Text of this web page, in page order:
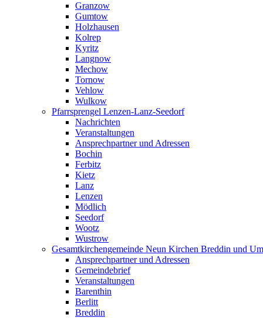
Granzow
Gumtow
Holzhausen
Kolrep
Kyritz
Langnow
Mechow
Tornow
Vehlow
Wulkow
Pfarrsprengel Lenzen-Lanz-Seedorf
Nachrichten
Veranstaltungen
Ansprechpartner und Adressen
Bochin
Ferbitz
Kietz
Lanz
Lenzen
Mödlich
Seedorf
Wootz
Wustrow
Gesamtkirchengemeinde Neun Kirchen Breddin und
Ansprechpartner und Adressen
Gemeindebrief
Veranstaltungen
Barenthin
Berlitt
Breddin